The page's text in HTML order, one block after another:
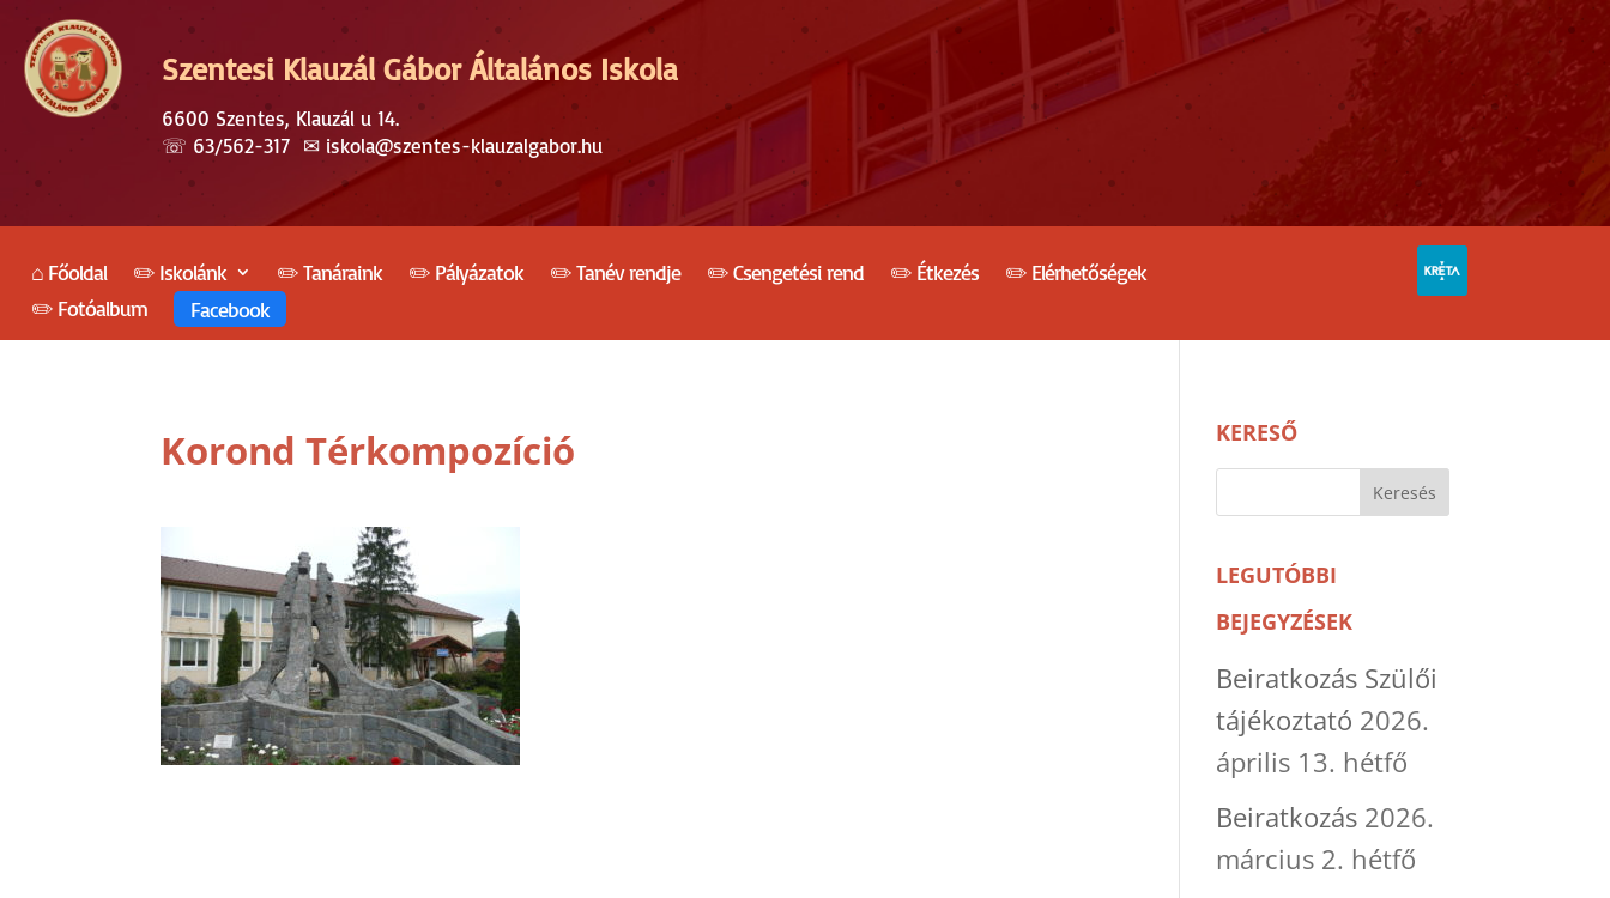
Szentesi Klauzál Gábor Általános Iskola
6600 Szentes, Klauzál u 14.
☏ 63/562-317 ✉︎ iskola@szentes-klauzalgabor.hu
⌂ Főoldal ✏️ Iskolánk ✏️ Tanáraink ✏️ Pályázatok ✏️ Tanév rendje ✏️ Csengetési rend ✏️ Étkezés
✏️ Elérhetőségek
✏️ Fotóalbum
Facebook
Korond Térkompozíció KERESŐ
LEGUTÓBBI
BEJEGYZÉSEK
Beiratkozás Szülői
tájékoztató 2026.
április 13. hétfő
Beiratkozás 2026.
március 2. hétfő